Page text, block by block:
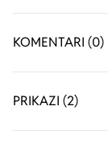
KOMENTARI (0)
PRIKAZI (2)